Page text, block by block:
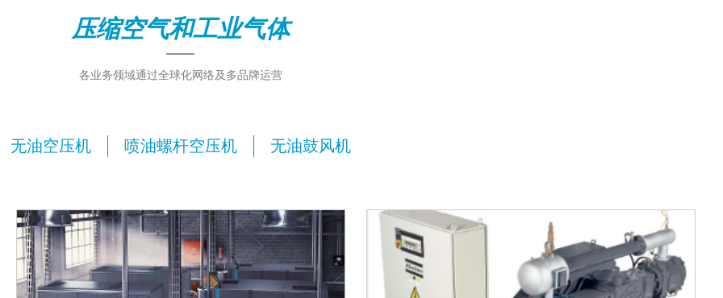
压缩空气和工业气体
各业务领域通过全球化网络及多品牌运营
无油空压机 喷油螺杆空压机 无油鼓风机